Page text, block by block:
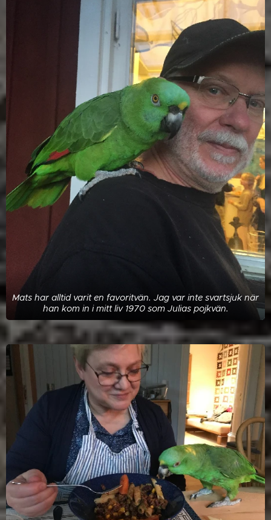
Mats har alltid varit en favoritvän. Jag var inte svartsjuk när
han kom in i mitt liv 1970 som Julias pojkvän.